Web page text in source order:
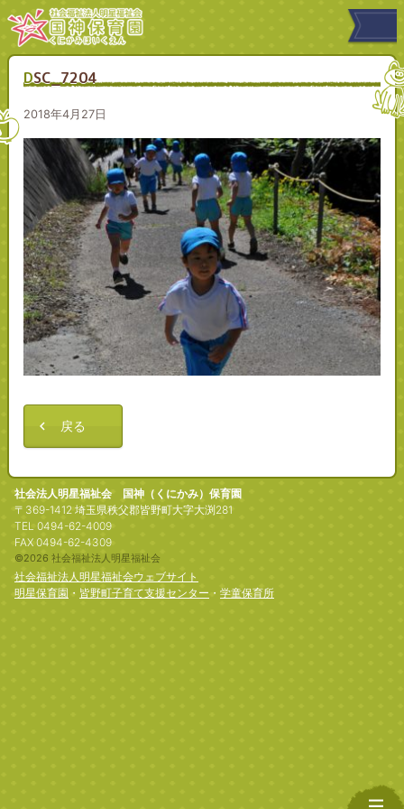
DSC_7204
2018年4月27日
戻る
社会法人明星福祉会 国神（くにかみ）保育園
〒369-1412 埼玉県秩父郡皆野町大字大渕281
TEL 0494-62-4009
FAX 0494-62-4309
©2026 社会福祉法人明星福祉会
社会福祉法人明星福祉会ウェブサイト
明星保育園 ・ 皆野町子育て支援センター ・ 学童保育所